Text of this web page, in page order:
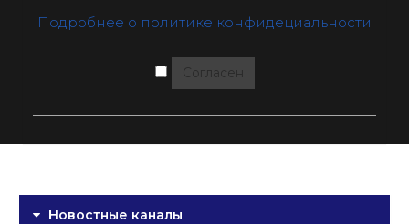
Подробнее о политике конфидециальности
Согласен
Новостные каналы